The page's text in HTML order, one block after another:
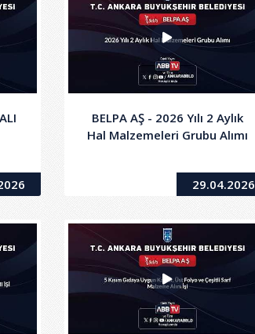
BELPA AŞ - 2026 Yılı 2 Aylık
Hal Malzemeleri Grubu Alımı
29.04.2026